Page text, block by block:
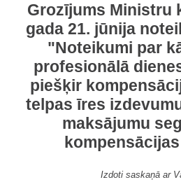
Grozījums Ministru
gada 21. jūnija
"Noteikumi par
profesionālā
piešķir
telpas īres
maksājumu
Izdoti saskaņā ar